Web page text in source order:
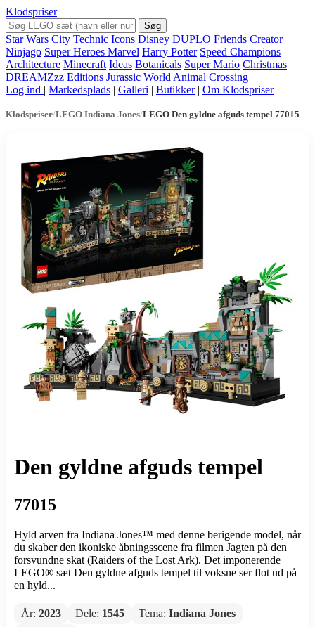
Klodspriser
Søg
Star Wars City Technic Icons Disney DUPLO Friends Creator
Ninjago Super Heroes Marvel Harry Potter Speed Champions
Architecture Minecraft Ideas Botanicals Super Mario Christmas
DREAMZzz Editions Jurassic World Animal Crossing
Log ind | Markedsplads | Galleri | Butikker | Om Klodspriser
Klodspriser/LEGO Indiana Jones/LEGO Den gyldne afguds tempel 77015
Den gyldne afguds tempel
77015
Hyld arven fra Indiana Jones™ med denne berigende model, når
du skaber den ikoniske åbningsscene fra filmen Jagten på den
forsvundne skat (Raiders of the Lost Ark). Det imponerende
LEGO® sæt Den gyldne afguds tempel til voksne ser flot ud på
en hyld...
År: 2023 Dele: 1545 Tema: Indiana Jones